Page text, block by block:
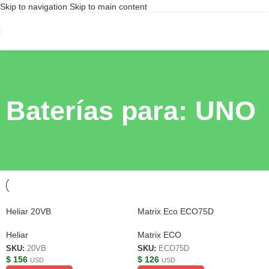
Skip to navigation Skip to main content
Baterías para: UNO
Heliar 20VB
Heliar
SKU: 20VB
$ 156 USD
Matrix Eco ECO75D
Matrix ECO
SKU: ECO75D
$ 126 USD